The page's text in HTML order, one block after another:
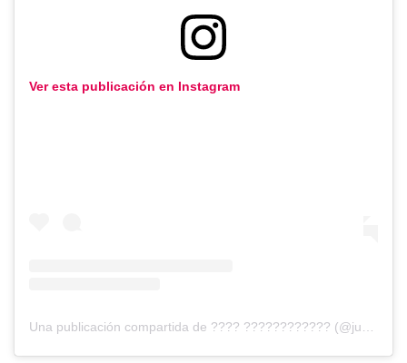
Ver esta publicación en Instagram